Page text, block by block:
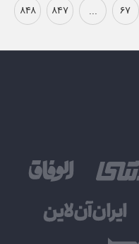
۶۷ ... ۸۴۷ ۸۴۸